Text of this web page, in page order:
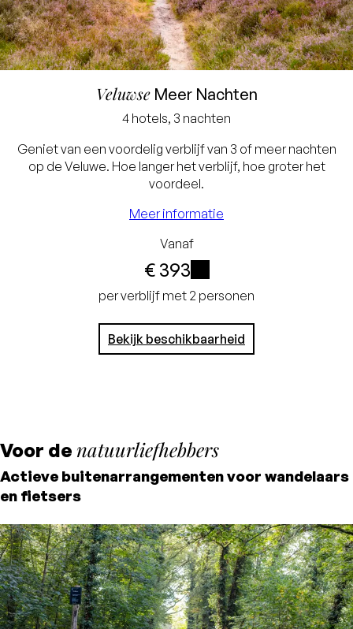
VeluwseMeer Nachten
4 hotels, 3 nachten
Geniet van een voordelig verblijf van 3 of meer nachten
op de Veluwe. Hoe langer het verblijf, hoe groter het
voordeel.
Meer informatie
Vanaf
€ 393
i
Laagste prijsgarantie
Gratis annuleren tot 24
uur voor aankomst
Geen creditcard nodig, u
betaalt in het hotel
Bij een verblijf van 3
nachten ontvangt u 10%
korting
Bij een verblijf van 4
nachten of meer
ontvangt u 15% korting
per verblijf met 2 personen
Bekijk beschikbaarheid
Voor de natuurliefhebbers
Actieve buitenarrangementen voor wandelaars
en fietsers